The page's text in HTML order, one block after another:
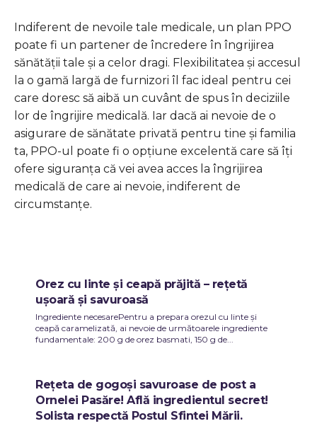
Indiferent de nevoile tale medicale, un plan PPO
poate fi un partener de încredere în îngrijirea
sănătății tale și a celor dragi. Flexibilitatea și accesul
la o gamă largă de furnizori îl fac ideal pentru cei
care doresc să aibă un cuvânt de spus în deciziile
lor de îngrijire medicală. Iar dacă ai nevoie de o
asigurare de sănătate privată pentru tine și familia
ta, PPO-ul poate fi o opțiune excelentă care să îți
ofere siguranța că vei avea acces la îngrijirea
medicală de care ai nevoie, indiferent de
circumstanțe.
Orez cu linte și ceapă prăjită – rețetă
ușoară și savuroasă
Ingrediente necesarePentru a prepara orezul cu linte și
ceapă caramelizată, ai nevoie de următoarele ingrediente
fundamentale: 200 g de orez basmati, 150 g de...
Rețeta de gogoși savuroase de post a
Ornelei Pasăre! Află ingredientul secret!
Solista respectă Postul Sfintei Mării.